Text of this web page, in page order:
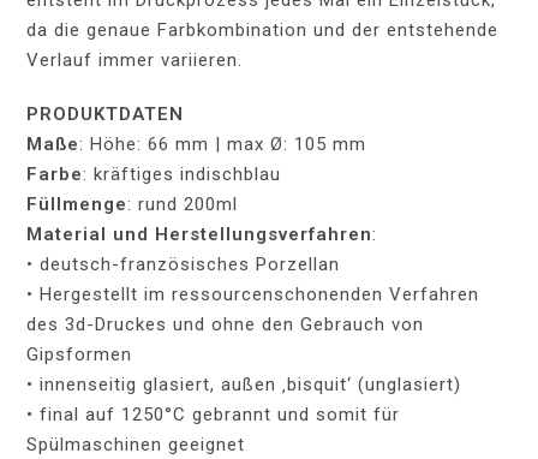
da die genaue Farbkombination und der entstehende
Verlauf immer variieren.
PRODUKTDATEN
Maße: Höhe: 66 mm | max Ø: 105 mm
Farbe: kräftiges indischblau
Füllmenge: rund 200ml
Material und Herstellungsverfahren:
• deutsch-französisches Porzellan
• Hergestellt im ressourcenschonenden Verfahren
des 3d-Druckes und ohne den Gebrauch von
Gipsformen
• innenseitig glasiert, außen ‚bisquit‘ (unglasiert)
• final auf 1250°C gebrannt und somit für
Spülmaschinen geeignet